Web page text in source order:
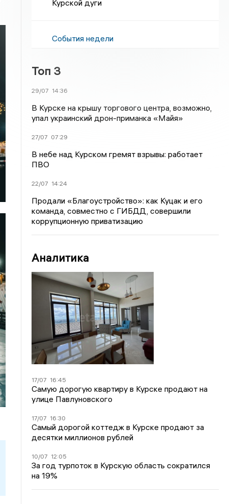
Курской дуги
События недели
Топ 3
29/07 14:36
В Курске на крышу торгового центра, возможно,
упал украинский дрон-приманка «Майя»
27/07 07:29
В небе над Курском гремят взрывы: работает
ПВО
22/07 14:24
Продали «Благоустройство»: как Куцак и его
команда, совместно с ГИБДД, совершили
коррупционную приватизацию
Аналитика
17/07 16:45
Самую дорогую квартиру в Курске продают на
улице Павлуновского
17/07 16:30
Самый дорогой коттедж в Курске продают за
десятки миллионов рублей
10/07 12:05
За год турпоток в Курскую область сократился
на 19%